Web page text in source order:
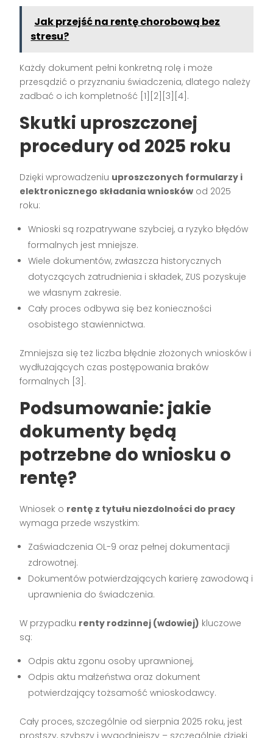
Jak przejść na rentę chorobową bez
stresu?
Każdy dokument pełni konkretną rolę i może
przesądzić o przyznaniu świadczenia, dlatego należy
zadbać o ich kompletność [1][2][3][4] .
Skutki uproszczonej
procedury od 2025 roku
Dzięki wprowadzeniu uproszczonych formularzy i
elektronicznego składania wniosków od 2025
roku:
Wnioski są rozpatrywane szybciej, a ryzyko błędów
formalnych jest mniejsze.
Wiele dokumentów, zwłaszcza historycznych
dotyczących zatrudnienia i składek, ZUS pozyskuje
we własnym zakresie.
Cały proces odbywa się bez konieczności
osobistego stawiennictwa.
Zmniejsza się też liczba błędnie złożonych wniosków i
wydłużających czas postępowania braków
formalnych [3] .
Podsumowanie: jakie
dokumenty będą
potrzebne do wniosku o
rentę?
Wniosek o rentę z tytułu niezdolności do pracy
wymaga przede wszystkim:
Zaświadczenia OL-9 oraz pełnej dokumentacji
zdrowotnej.
Dokumentów potwierdzających karierę zawodową i
uprawnienia do świadczenia.
W przypadku renty rodzinnej (wdowiej) kluczowe
są:
Odpis aktu zgonu osoby uprawnionej,
Odpis aktu małżeństwa oraz dokument
potwierdzający tożsamość wnioskodawcy.
Cały proces, szczególnie od sierpnia 2025 roku, jest